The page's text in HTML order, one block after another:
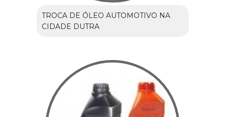
TROCA DE ÓLEO AUTOMOTIVO NA
CIDADE DUTRA